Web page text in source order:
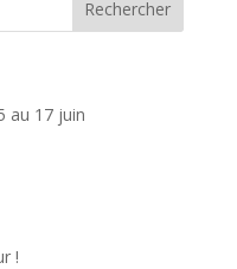
au 17 juin
!